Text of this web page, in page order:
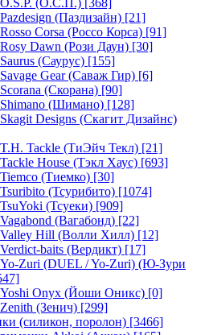
(О.С.П.) [368]
(Паздизайн) [21]
Corsa (Россо Корса) [91]
Dawn (Рози Даун) [30]
(Саурус) [155]
Gear (Саваж Гир) [6]
(Скорана) [90]
(Шимано) [128]
Designs (Скагит Дизайнс)
Tackle (ТиЭйч Текл) [21]
House (Тэкл Хаус) [693]
(Тиемко) [30]
(Тсурибито) [1074]
(Тсуеки) [909]
(Вагабонд) [22]
Hill (Волли Хилл) [12]
baits (Вердикт) [17]
Zuri (DUEL / Yo-Zuri) (Ю-Зури
Onyx (Йоши Оникс) [0]
(Зенич) [299]
(силикон, поролон) [3466]